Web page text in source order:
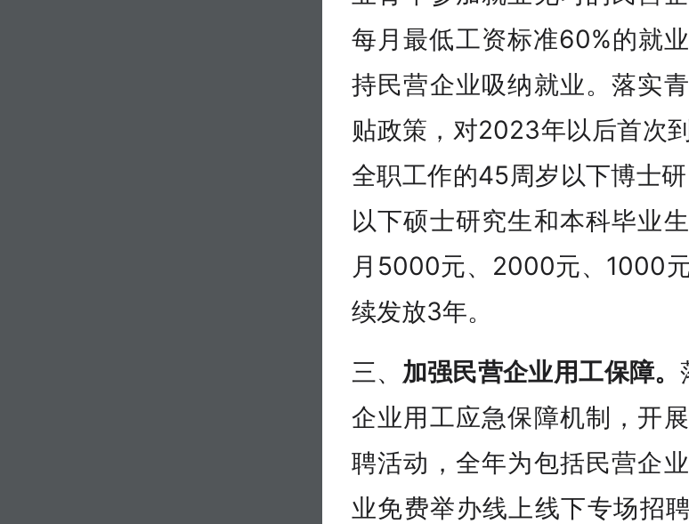
每月最低工资标准60%的就
持民营企业吸纳就业。落实
贴政策，对2023年以后首次
全职工作的45周岁以下博士
以下硕士研究生和本科毕业
月5000元、2000元、1000
续发放3年。
三、 加强民营企业用工保障。
企业用工应急保障机制，开
聘活动，全年为包括民营企
业免费举办线上线下专场招